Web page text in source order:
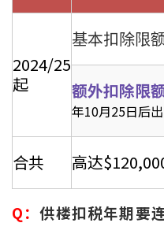
按揭百科
实时银行资讯
装修·保险优惠
装修设计专栏
2024/25
起
基本扣除限
额外扣除限
年10月25日后
合共 高达
Q：供楼扣税年期要